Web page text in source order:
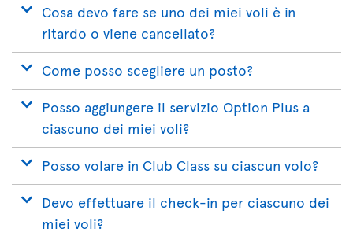
Cosa devo fare se uno dei miei voli è in
ritardo o viene cancellato?
Come posso scegliere un posto?
Posso aggiungere il servizio Option Plus a
ciascuno dei miei voli?
Posso volare in Club Class su ciascun volo?
Devo effettuare il check-in per ciascuno dei
miei voli?